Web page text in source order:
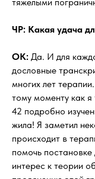
ЧР: Какая удача
OK: Да. И для
дословные
многих лет
тому моменту как я
42 подробно
жила! Я заметил
происходит в
помочь постановке
интерес к теории